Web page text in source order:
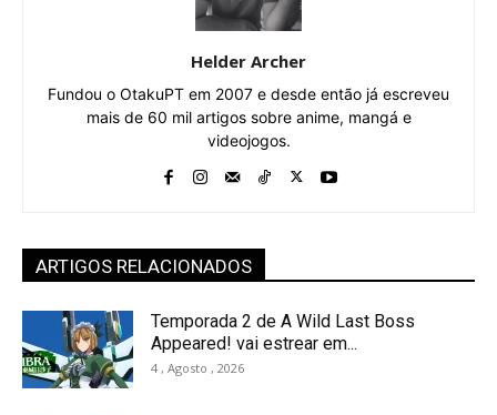
Helder Archer
Fundou o OtakuPT em 2007 e desde então já escreveu
mais de 60 mil artigos sobre anime, mangá e
videojogos.
ARTIGOS RELACIONADOS
Temporada 2 de A Wild Last Boss
Appeared! vai estrear em...
4 , Agosto , 2026